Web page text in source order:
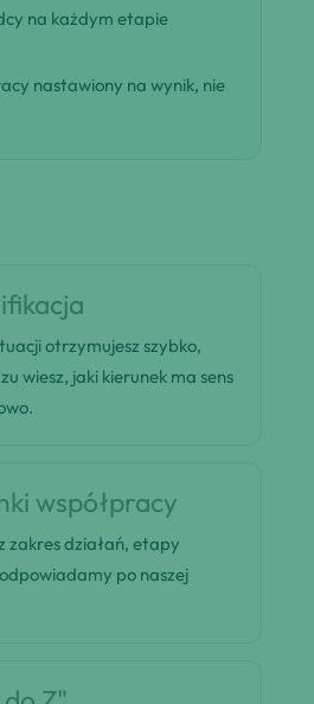
na każdym etapie
nastawiony na wynik, nie
otrzymujesz szybko,
wiesz, jaki kierunek ma sens
współpracy
zakres działań, etapy
po naszej